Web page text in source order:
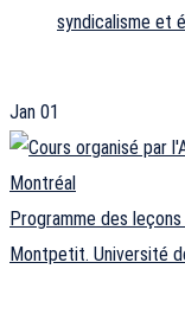
syndicalisme et
Jan 01
Programme des
Montpetit. Université